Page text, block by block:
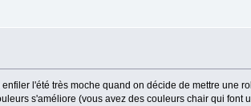
l'été très moche quand on décide de mettre une
s'améliore (vous avez des couleurs chair qui font